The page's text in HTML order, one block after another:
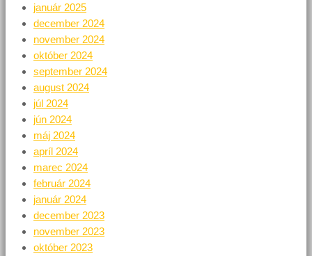
január 2025
december 2024
november 2024
október 2024
september 2024
august 2024
júl 2024
jún 2024
máj 2024
apríl 2024
marec 2024
február 2024
január 2024
december 2023
november 2023
október 2023